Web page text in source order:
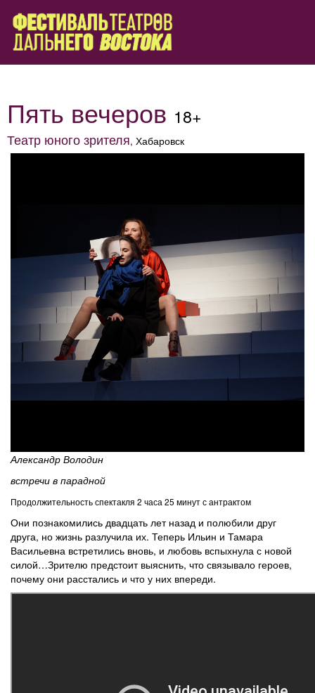
Пять вечеров 18+
Театр юного зрителя, Хабаровск
Александр Володин
встречи в парадной
Продолжительность спектакля 2 часа 25 минут с антрактом
Они познакомились двадцать лет назад и полюбили друг
друга, но жизнь разлучила их. Теперь Ильин и Тамара
Васильевна встретились вновь, и любовь вспыхнула с новой
силой…Зрителю предстоит выяснить, что связывало героев,
почему они расстались и что у них впереди.